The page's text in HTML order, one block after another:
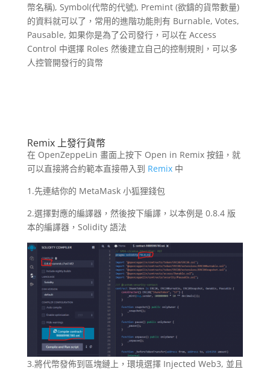
幣名稱), Symbol(代幣的代號), Premint (欲鑄的貨幣數量)
的資料就可以了，常用的進階功能則有 Burnable, Votes,
Pausable, 如果你是為了公司發行，可以在 Access
Control 中選擇 Roles 然後建立自己的控制規則，可以多
人控管開發行的貨幣
Remix 上發行貨幣
在 OpenZeppeLin 畫面上按下 Open in Remix 按鈕，就
可以直接將合約範本直接帶入到 Remix 中
1.先連結你的 MetaMask 小狐狸錢包
2.選擇對應的編譯器，然後按下編譯，以本例是 0.8.4 版
本的編譯器，Solidity 語法
3.將代幣發佈到區塊鏈上，環境選擇 Injected Web3, 並且